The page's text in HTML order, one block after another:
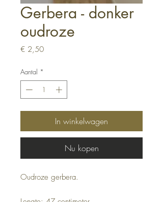
Gerbera - donker
oudroze
€ 2,50Prijs
Aantal *
In winkelwagen
Nu kopen
Oudroze gerbera.